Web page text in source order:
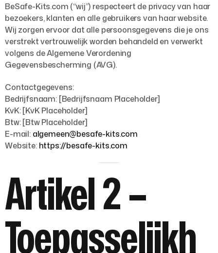
BeSafe-Kits.com (“wij”) respecteert de privacy van haar
bezoekers, klanten en alle gebruikers van haar website.
Wij zorgen ervoor dat alle persoonsgegevens die je ons
verstrekt vertrouwelijk worden behandeld en verwerkt
volgens deAlgemene Verordening
Gegevensbescherming (AVG).
Contactgegevens:
Bedrijfsnaam: [Bedrijfsnaam Placeholder]
KvK: [KvK Placeholder]
Btw: [Btw Placeholder]
E-mail: algemeen@besafe-kits.com
Website: https://besafe-kits.com
Artikel 2 –
Toepasselijkh